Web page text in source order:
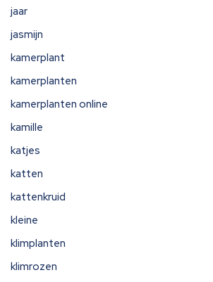
jaar
jasmijn
kamerplant
kamerplanten
kamerplanten online
kamille
katjes
katten
kattenkruid
kleine
klimplanten
klimrozen